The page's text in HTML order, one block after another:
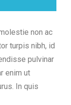
non ac
turpis nibh, id
pulvinar
enim ut
In quis